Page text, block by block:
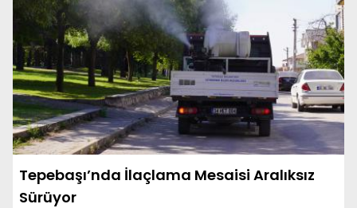
Tepebaşı’nda İlaçlama Mesaisi Aralıksız
Sürüyor